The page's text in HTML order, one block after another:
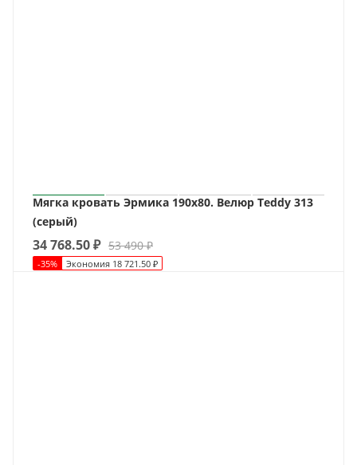
Мягка кровать Эрмика 190х80. Велюр Teddy 313
(серый)
34 768.50₽ 53 490₽
-35% Экономия 18 721.50 ₽